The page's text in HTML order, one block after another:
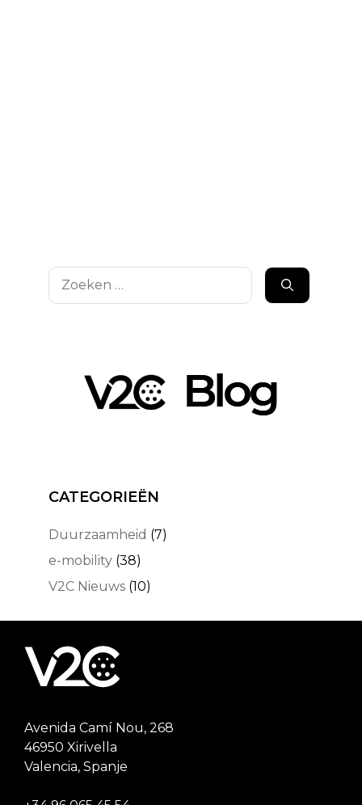
Zoek
naar:
CATEGORIEËN
Duurzaamheid (7)
e-mobility (38)
V2C Nieuws (10)
Avenida Camí Nou, 268
46950 Xirivella
Valencia, Spanje